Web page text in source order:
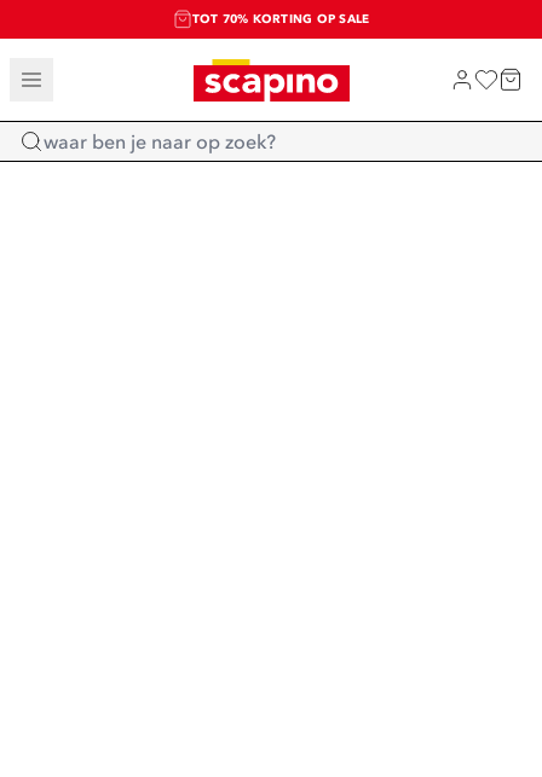
TOT 70% KORTING OP SALE
SALE: LAATSTE KANS!
SHOP NIEUW
Home